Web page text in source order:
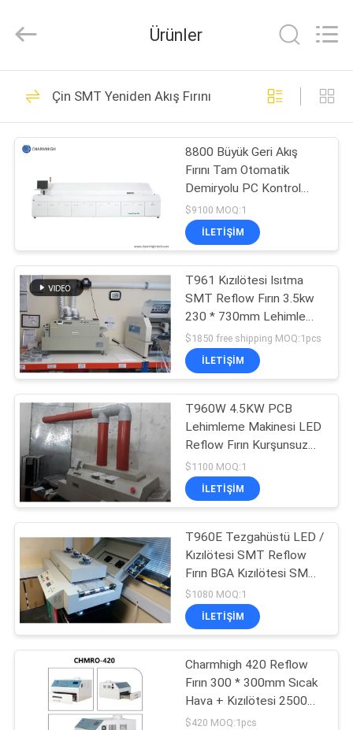
ÜRÜNLER
VIDEOLAR
FABRIKA
TURU
KALITE
KONTROLÜ
BIZE
ULAŞIN
HABERLER
SHOPPING
ON
LINE
HARITASI
TECHNOLOGY
LIMITED.
Reserved.
SMT Alma ve
Yerleştirme
Makinesi
74
SMT üretim hattı
37
Şablon Yazıcısı
23
SMT Yeniden Akış
Fırını
Ürünler
Çin SMT Yeniden Akış Fırını
8800 Büyük Geri Akış
Fırını Tam Otomatik
Demiryolu PC Kontrol
Kurşunsuz 3180x500mm
$9100 MOQ:1
İLETIŞIM
T961 Kızılötesi Isıtma
SMT Reflow Fırın 3.5kw
230 * 730mm Lehimleme
Fırını Puhui T-961
$1850 free shipping MOQ:1pcs
İLETIŞIM
T960W 4.5KW PCB
Lehimleme Makinesi LED
Reflow Fırın Kurşunsuz
Isıtma Makinesi
$1100 MOQ:1
İLETIŞIM
T960E Tezgahüstü LED /
Kızılötesi SMT Reflow
Fırın BGA Kızılötesi SMD
Rework Station
$1080 MOQ:1
İLETIŞIM
Charmhigh 420 Reflow
Fırın 300 * 300mm Sıcak
Hava + Kızılötesi 2500w
SMT Isıtma İstasyonu
$420 MOQ:1pcs